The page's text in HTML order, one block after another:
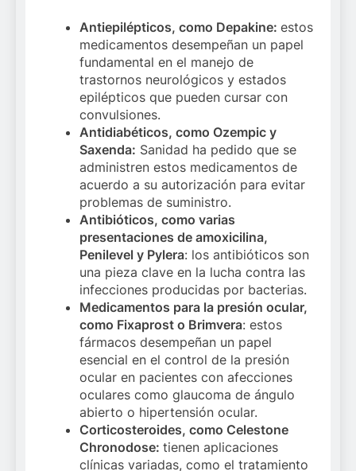
Antiepilépticos, como Depakine: estos
medicamentos desempeñan un papel
fundamental en el manejo de
trastornos neurológicos y estados
epilépticos que pueden cursar con
convulsiones.
Antidiabéticos, como Ozempic y
Saxenda: Sanidad ha pedido que se
administren estos medicamentos de
acuerdo a su autorización para evitar
problemas de suministro.
Antibióticos, como varias
presentaciones de amoxicilina,
Penilevel y Pylera: los antibióticos son
una pieza clave en la lucha contra las
infecciones producidas por bacterias.
Medicamentos para la presión ocular,
como Fixaprost o Brimvera: estos
fármacos desempeñan un papel
esencial en el control de la presión
ocular en pacientes con afecciones
oculares como glaucoma de ángulo
abierto o hipertensión ocular.
Corticosteroides, como Celestone
Chronodose: tienen aplicaciones
clínicas variadas, como el tratamiento